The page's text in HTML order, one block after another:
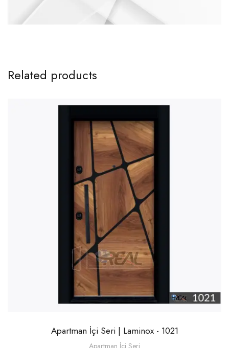
Related products
Apartman İçi Seri | Laminox - 1021